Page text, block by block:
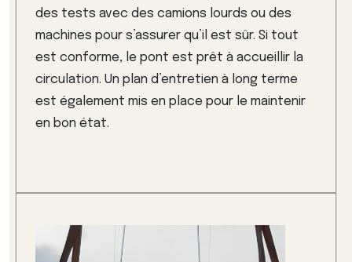
des tests avec des camions lourds ou des
machines pour s’assurer qu’il est sûr. Si tout
est conforme, le pont est prêt à accueillir la
circulation. Un plan d’entretien à long terme
est également mis en place pour le maintenir
en bon état.